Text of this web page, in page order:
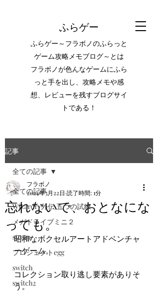
ふらゲー
ふらゲー～フラボノのふらっと
ゲーム攻略メモブログ～とは
フラボノが色んなゲームにふら
っと手を出し、攻略メモや感
想、レビューを残すブログサイ
トである！
記事
全ての記事
Wizardry外伝 五つの試練
メガドライブミニ２
steam
プロジェクトegg
switch
switch2
全ての記事
忘れないで、おとなにな
っても。
フラボノ
2024年3月22日 読了時間: 1分
昭和なボクセルアートアドベンチャ
ーゲーム。
コレクション取り逃し要素がありそ
う。